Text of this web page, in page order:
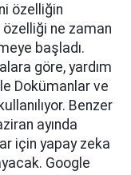
özelliğin
özelliği ne zaman
başladı.
göre, yardım
Dokümanlar ve
Benzer
ayında
için yapay zeka
Google